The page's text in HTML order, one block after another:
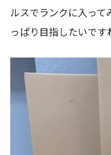
ルスでランクに入って
っぱり目指したいです